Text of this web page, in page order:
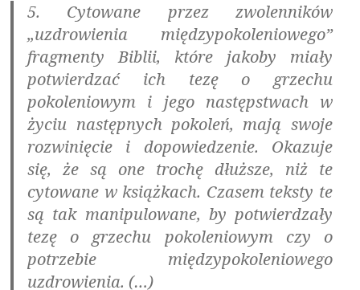
5. Cytowane przez zwolenników
„uzdrowienia międzypokoleniowego”
fragmenty Biblii, które jakoby miały
potwierdzać ich tezę o grzechu
pokoleniowym i jego następstwach w
życiu następnych pokoleń, mają swoje
rozwinięcie i dopowiedzenie. Okazuje
się, że są one trochę dłuższe, niż te
cytowane w książkach. Czasem teksty te
są tak manipulowane, by potwierdzały
tezę o grzechu pokoleniowym czy o
potrzebie międzypokoleniowego
uzdrowienia. (…)